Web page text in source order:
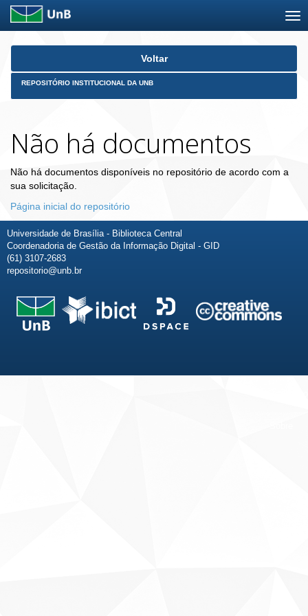
Skip
Voltar
REPOSITÓRIO INSTITUCIONAL DA UNB
Não há documentos
Não há documentos disponíveis no repositório de acordo com a
sua solicitação.
Página inicial do repositório
Universidade de Brasília - Biblioteca Central
Coordenadoria de Gestão da Informação Digital - GID
(61) 3107-2683
repositorio@unb.br